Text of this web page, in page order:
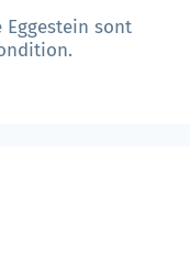
Eggestein sont